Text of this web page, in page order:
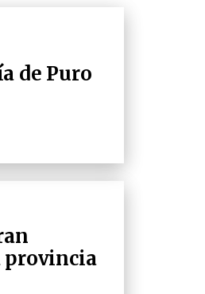
de Puro
provincia